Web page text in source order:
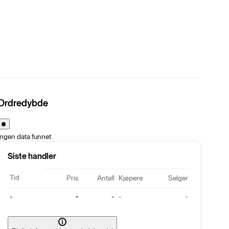
data funnet
Siste handler
Tid Pris Antall Kjøpere Selger
- - - - -